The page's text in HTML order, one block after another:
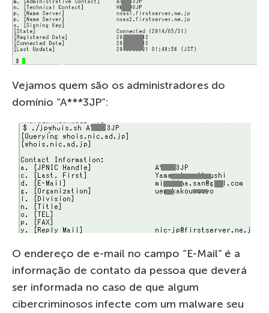
Vejamos quem são os administradores do
domínio “A***3JP”:
O endereço de e-mail no campo “E-Mail” é a
informação de contato da pessoa que deverá
ser informada no caso de que algum
cibercriminosos infecte com um malware seu